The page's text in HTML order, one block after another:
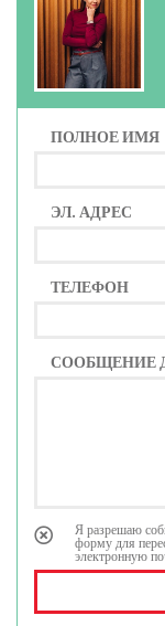
ПОЛНОЕ ИМЯ
ЭЛ. АДРЕС
ТЕЛЕФОН
СООБЩЕНИЕ
Я разрешаю
форму для
электронную